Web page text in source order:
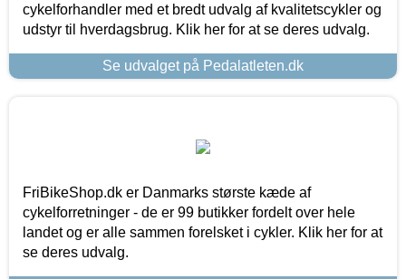
cykelforhandler med et bredt udvalg af kvalitetscykler og
udstyr til hverdagsbrug. Klik her for at se deres udvalg.
Se udvalget på Pedalatleten.dk
FriBikeShop.dk er Danmarks største kæde af
cykelforretninger - de er 99 butikker fordelt over hele
landet og er alle sammen forelsket i cykler. Klik her for at
se deres udvalg.